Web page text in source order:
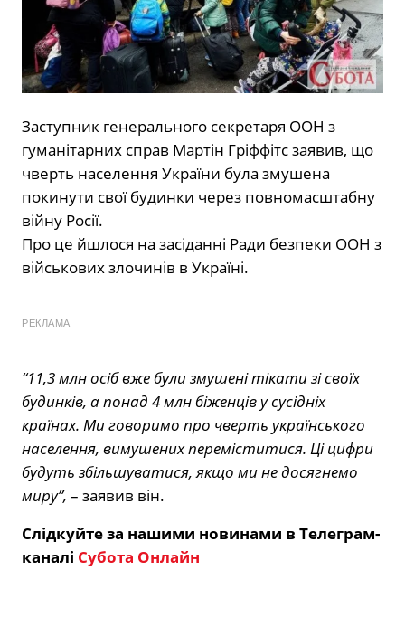
Заступник генерального секретаря ООН з
гуманітарних справ Мартін Гріффітс заявив, що
чверть населення України була змушена
покинути свої будинки через повномасштабну
війну Росії.
Про це йшлося на засіданні Ради безпеки ООН з
військових злочинів в Україні.
РЕКЛАМА
“11,3 млн осіб вже були змушені тікати зі своїх
будинків, а понад 4 млн біженців у сусідніх
країнах. Ми говоримо про чверть українського
населення, вимушених переміститися. Ці цифри
будуть збільшуватися, якщо ми не досягнемо
миру”, – заявив він.
Слідкуйте за нашими новинами в Телеграм-
каналі Субота Онлайн